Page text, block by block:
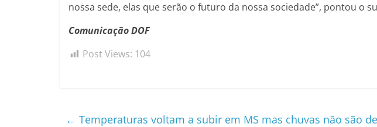
nossa sede, elas que serão o futuro da nossa sociedade”, pontou o
Comunicação DOF
Post Views: 104
← Temperaturas voltam a subir em MS mas chuvas não são